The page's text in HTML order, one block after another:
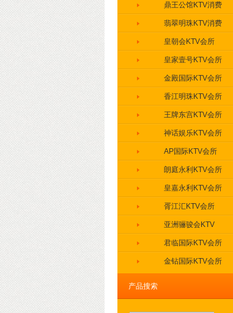
产品搜索
鼎王公馆KTV消费
翡翠明珠KTV消费
皇朝会KTV会所
皇家壹号KTV会所
金殿国际KTV会所
香江明珠KTV会所
王牌东宫KTV会所
神话娱乐KTV会所
AP国际KTV会所
朗庭永利KTV会所
皇嘉永利KTV会所
胥江汇KTV会所
亚洲骊骏会KTV
君临国际KTV会所
金钻国际KTV会所
缤纷年代KTV会所